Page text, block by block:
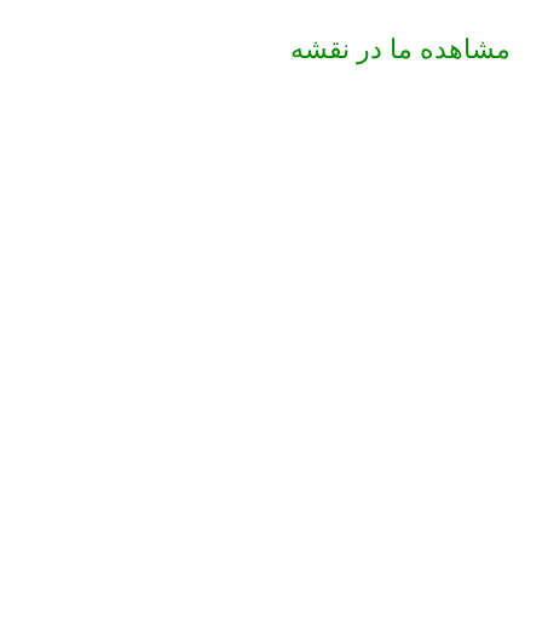
مشاهده ما در نقشه